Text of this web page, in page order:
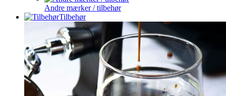
Andre mærker / tilbehør
Tilbehør